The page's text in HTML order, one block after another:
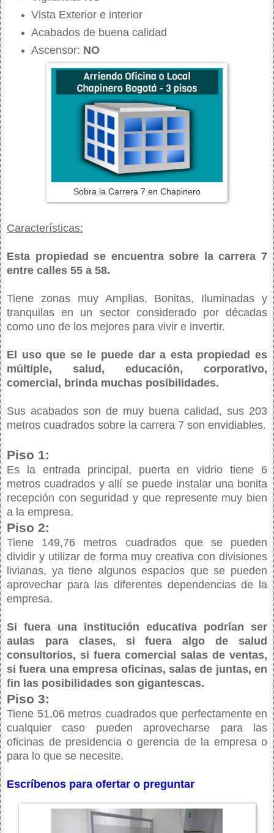
Vista Exterior e interior
Acabados de buena calidad
Ascensor: NO
Sobra la Carrera 7 en Chapinero
Características:
Esta propiedad se encuentra sobre la carrera 7
entre calles 55 a 58.
Tiene zonas muy Amplias, Bonitas, Iluminadas y
tranquilas en un sector considerado por décadas
como uno de los mejores para vivir e invertir.
El uso que se le puede dar a esta propiedad es
múltiple, salud, educación, corporativo,
comercial, brinda muchas posibilidades.
Sus acabados son de muy buena calidad, sus 203
metros cuadrados sobre la carrera 7 son envidiables.
Piso 1:
Es la entrada principal, puerta en vidrio tiene 6
metros cuadrados y allí se puede instalar una bonita
recepción con seguridad y que represente muy bien
a la empresa.
Piso 2:
Tiene 149,76 metros cuadrados que se pueden
dividir y utilizar de forma muy creativa con divisiones
livianas, ya tiene algunos espacios que se pueden
aprovechar para las diferentes dependencias de la
empresa.
Si fuera una institución educativa podrían ser
aulas para clases, si fuera algo de salud
consultorios, si fuera comercial salas de ventas,
si fuera una empresa oficinas, salas de juntas, en
fin las posibilidades son gigantescas.
Piso 3:
Tiene 51,06 metros cuadrados que perfectamente en
cualquier caso pueden aprovecharse para las
oficinas de presidencia o gerencia de la empresa o
para lo que se necesite.
Escríbenos para ofertar o preguntar